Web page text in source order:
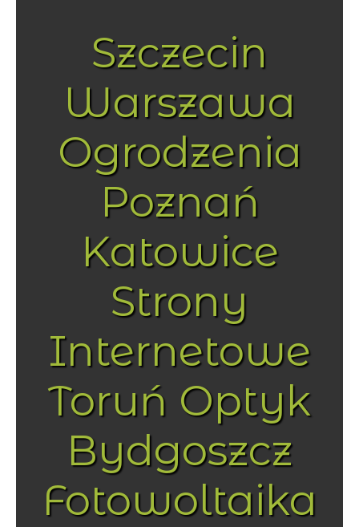
Szczecin
Warszawa
Ogrodzenia
Poznań
Katowice
Strony
Internetowe
Toruń Optyk
Bydgoszcz
Fotowoltaika